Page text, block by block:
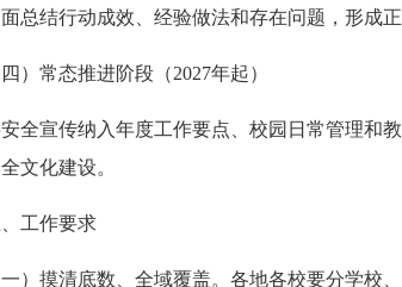
总结行动成效、经验做法和存在问题，形成
四）常态推进阶段（2027年起）
全宣传纳入年度工作要点、校园日常管理和
文化建设。
工作要求
一） 摸清底数、全域覆盖。 各地各校要分学校